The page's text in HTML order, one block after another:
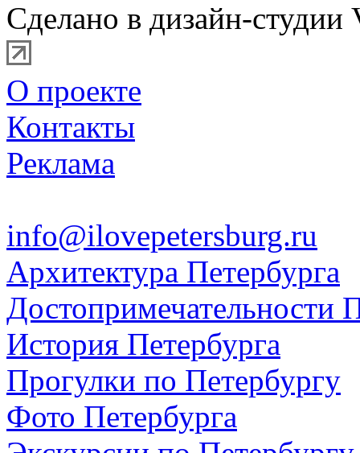
Сделано в дизайн-студии
О проекте
Контакты
Реклама
info@ilovepetersburg.ru
Архитектура Петербурга
Достопримечательности
История Петербурга
Прогулки по Петербургу
Фото Петербурга